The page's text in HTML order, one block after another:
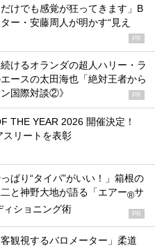
だけでも感覚が狂ってきます」B
ー・安藤周人が明かす“見え
PR
けるオランダの超人ハリー・ラ
ースの太田海也「絶対王者から
国際対談②》
PR
THE YEAR 2026 開催決定！
スリートを表彰
ぱり“タイパ”がいい！」箱根の
と神野大地が語る「エアー®サ
ィショニング術 PR
客観視するバロメーター」柔道